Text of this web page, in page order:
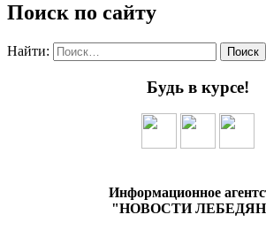
Поиск по сайту
Найти:
Будь в курсе!
Информационное
"НОВОСТИ